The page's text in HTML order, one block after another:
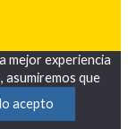
mejor experiencia
asumiremos que
acepto